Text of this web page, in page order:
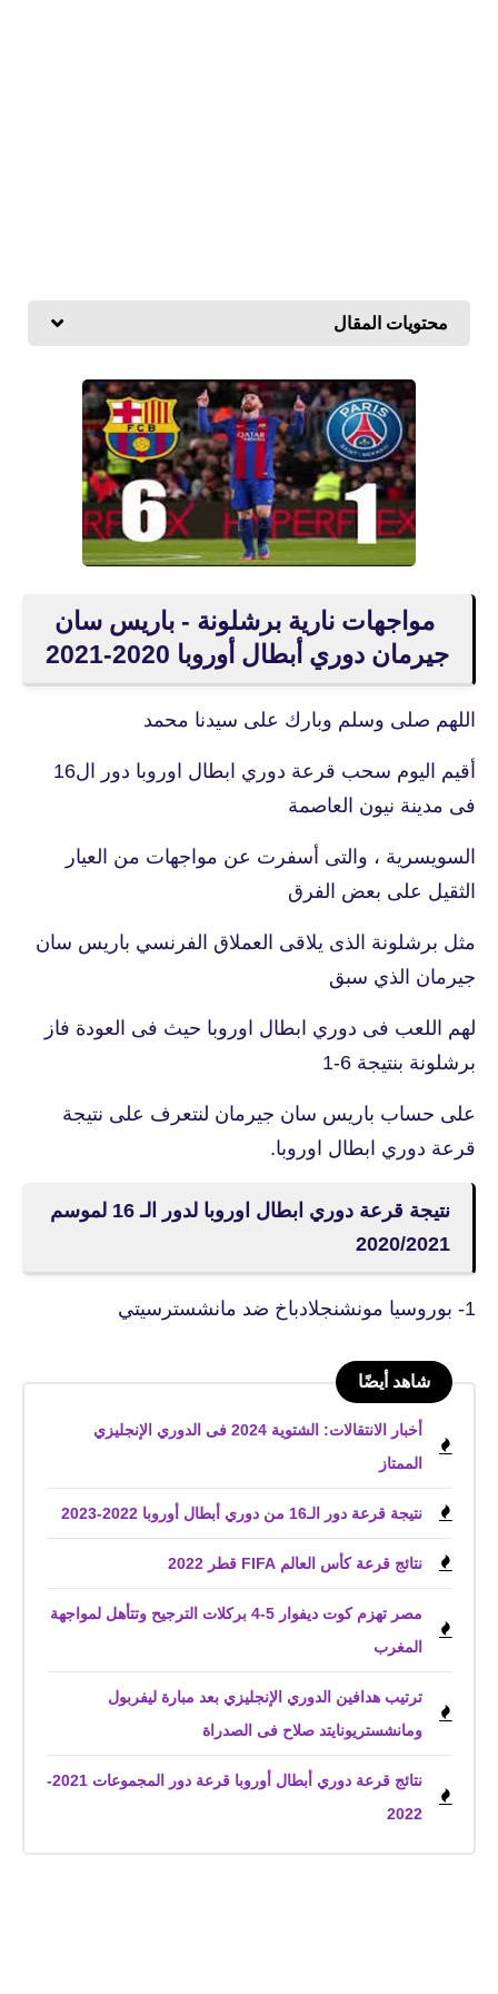
محتويات المقال
مواجهات نارية برشلونة - باريس سان
جيرمان دوري أبطال أوروبا 2020-2021
اللهم صلى وسلم وبارك على سيدنا محمد
أقيم اليوم سحب قرعة دوري ابطال اوروبا دور ال16
فى مدينة نيون العاصمة
السويسرية ، والتى أسفرت عن مواجهات من العيار
الثقيل على بعض الفرق
مثل برشلونة الذى يلاقى العملاق الفرنسي باريس سان
جيرمان الذي سبق
لهم اللعب فى دوري ابطال اوروبا حيث فى العودة فاز
برشلونة بنتيجة 6-1
على حساب باريس سان جيرمان لنتعرف على نتيجة
قرعة دوري ابطال اوروبا.
نتيجة قرعة دوري ابطال اوروبا لدور الـ 16 لموسم
2020/2021
1- بوروسيا مونشنجلادباخ ضد مانشسترسيتي
شاهد أيضًا
أخبار الانتقالات: الشتوية 2024 فى الدوري الإنجليزي
الممتاز
نتيجة قرعة دور الـ16 من دوري أبطال أوروبا 2022-2023
نتائج قرعة كأس العالم FIFA قطر 2022
مصر تهزم كوت ديفوار 5-4 بركلات الترجيح وتتأهل لمواجهة
المغرب
ترتيب هدافين الدوري الإنجليزي بعد مبارة ليفربول
ومانشستريونايتد صلاح فى الصدراة
نتائج قرعة دوري أبطال أوروبا قرعة دور المجموعات 2021-
2022